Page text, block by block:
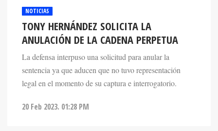
NOTICIAS
TONY HERNÁNDEZ SOLICITA LA
ANULACIÓN DE LA CADENA PERPETUA
La defensa interpuso una solicitud para anular la
sentencia ya que aducen que no tuvo representación
legal en el momento de su captura e interrogatorio.
20 Feb 2023. 01:28 PM